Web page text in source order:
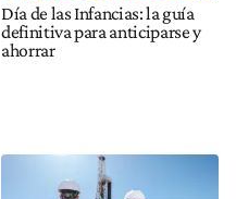
Día de las Infancias: la guía
definitiva para anticiparse y
ahorrar